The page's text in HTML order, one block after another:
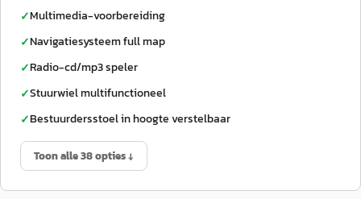
✓Multimedia-voorbereiding
✓Navigatiesysteem full map
✓Radio-cd/mp3 speler
✓Stuurwiel multifunctioneel
✓Bestuurdersstoel in hoogte verstelbaar
Toon alle 38 opties ↓